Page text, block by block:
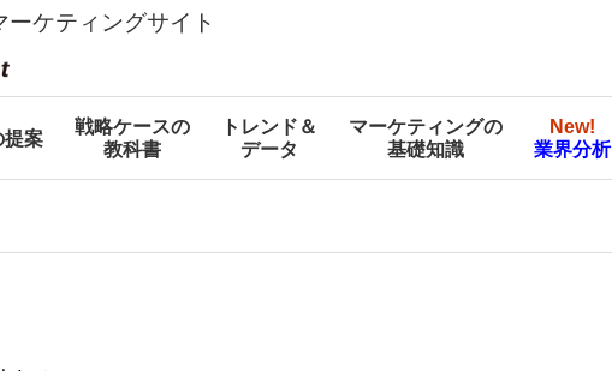
ケティングサイト
提案
戦略ケースの
教科書
トレンド＆
データ
マーケティングの
基礎知識
New!
業界分析